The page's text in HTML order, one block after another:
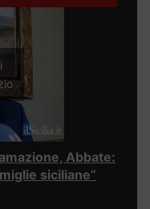
Abbate:
siciliane”